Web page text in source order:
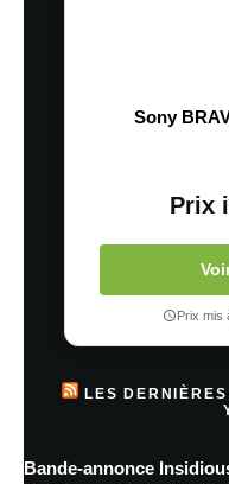
Sony
Prix
Prix mis
LES
Bande-annonce